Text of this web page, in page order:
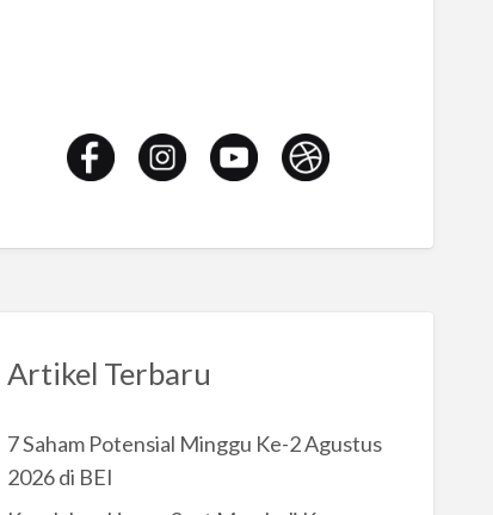
Artikel Terbaru
7 Saham Potensial Minggu Ke-2 Agustus
2026 di BEI